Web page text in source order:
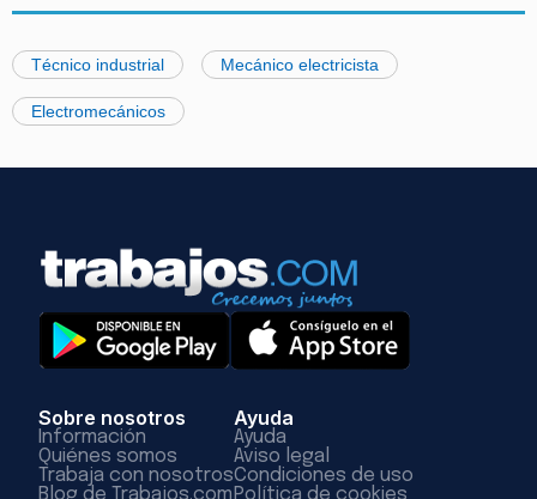
Técnico industrial Mecánico electricista
Electromecánicos
Sobre nosotros
Información
Quiénes somos
Trabaja con nosotros
Blog de Trabajos.com
Ayuda
Ayuda
Aviso legal
Condiciones de uso
Política de cookies